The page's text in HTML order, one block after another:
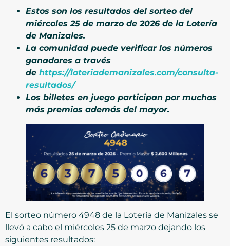
Estos son los resultados del sorteo del
miércoles 25 de marzo de 2026 de la Lotería
de Manizales.
La comunidad puede verificar los números
ganadores a través
de https://loteriademanizales.com/consulta-
resultados/
Los billetes en juego participan por muchos
más premios además del mayor.
El sorteo número 4948 de la Lotería de Manizales se
llevó a cabo el miércoles 25 de marzo dejando los
siguientes resultados: